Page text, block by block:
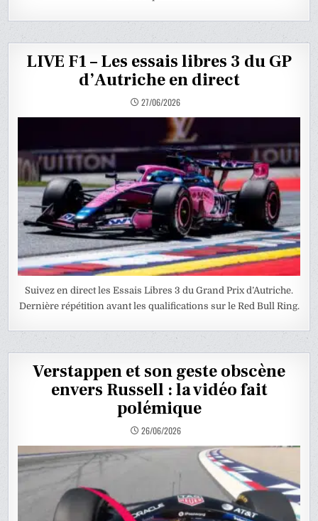
LIVE F1 – Les essais libres 3 du GP
d’Autriche en direct
27/06/2026
Suivez en direct les Essais Libres 3 du Grand Prix d’Autriche.
Dernière répétition avant les qualifications sur le Red Bull Ring.
Verstappen et son geste obscène
envers Russell : la vidéo fait
polémique
26/06/2026